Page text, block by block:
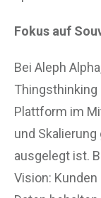
Fokus auf
Bei Aleph
Thingsthinking
Plattform im
und
ausgelegt ist.
Vision: